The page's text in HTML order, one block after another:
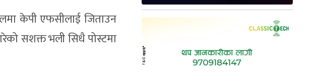
केपी एफसीलाई जिताउन
सशक्त भली सिधै पोस्टमा